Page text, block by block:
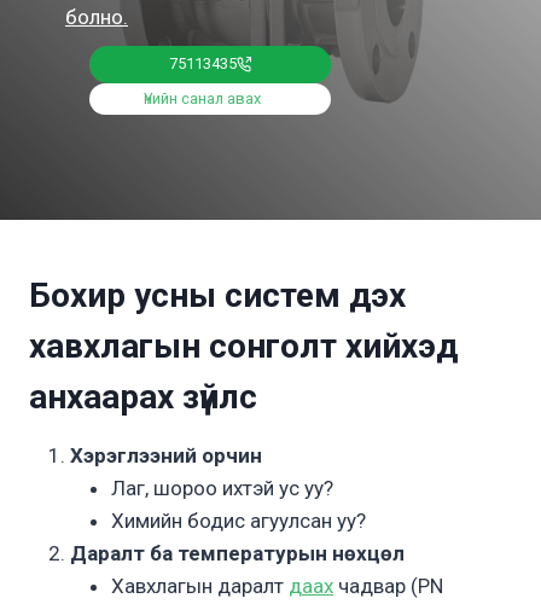
болно.
75113435
Үнийн санал авах
Бохир усны систем дэх
хавхлагын сонголт хийхэд
анхаарах зүйлс
Хэрэглээний орчин
Лаг, шороо ихтэй ус уу?
Химийн бодис агуулсан уу?
Даралт ба температурын нөхцөл
Хавхлагын даралт даах чадвар (PN